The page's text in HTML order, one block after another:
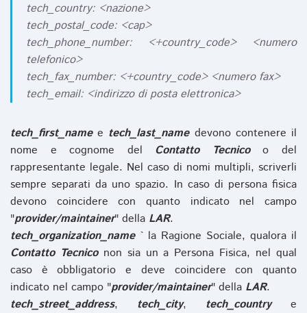
tech_country: <nazione>
tech_postal_code: <cap>
tech_phone_number: <+country_code> <numero
telefonico>
tech_fax_number: <+country_code> <numero fax>
tech_email: <indirizzo di posta elettronica>
tech_first_namee tech_last_namedevono contenere il
nome e cognome del Contatto Tecnicoo del
rappresentante legale. Nel caso di nomi multipli, scriverli
sempre separati da uno spazio. In caso di persona fisica
devono coincidere con quanto indicato nel campo
"provider/maintainer" della LAR.
tech_organization_name` la Ragione Sociale, qualora il
Contatto Tecniconon sia un a Persona Fisica, nel qual
caso è obbligatorio e deve coincidere con quanto
indicato nel campo "provider/maintainer" della LAR.
tech_street_address, tech_city, tech_countrye